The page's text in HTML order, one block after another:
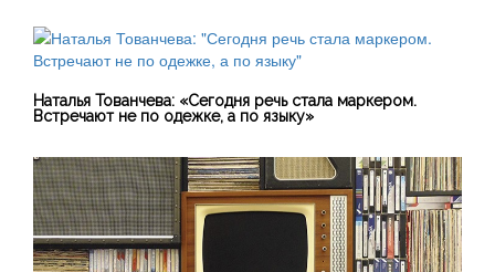
Наталья Тованчева: «Сегодня речь стала маркером.
Встречают не по одежке, а по языку»